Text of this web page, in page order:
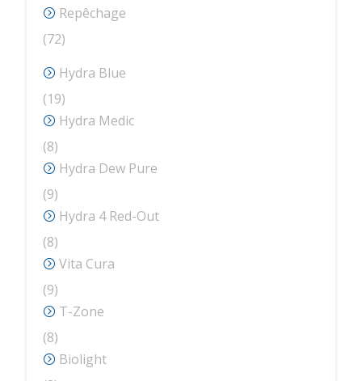
produse
Repêchage
7272
produse
Hydra Blue
1919
produse
Hydra Medic
88
produse
Hydra Dew Pure
99
produse
Hydra 4 Red-Out
88
produse
Vita Cura
99
produse
T-Zone
88
produse
Biolight